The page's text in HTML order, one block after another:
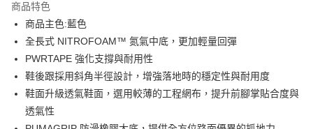
街口支付
悠遊付
Google Pay
貨到付款
商品特色
商品主色:藍色
全長式 NITROFOAM™ 氮氣中底，更加輕量回彈
PWRTAPE 強化支撐與耐用性
鞋後跟採用斜角半徑設計，增強落地時的穩定性與耐用度
鞋面升級透氣鞋面，選用較薄的工程網布，提升前腳掌貼合度與
透氣性